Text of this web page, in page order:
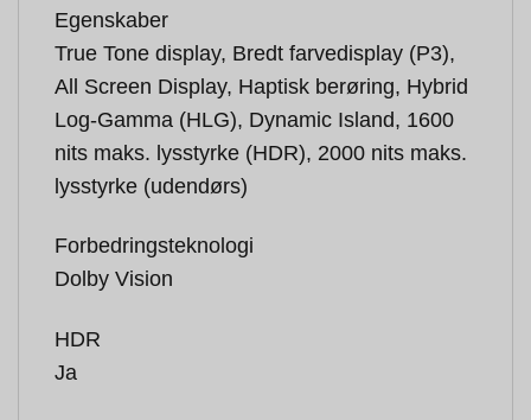
Egenskaber
True Tone display, Bredt farvedisplay (P3),
All Screen Display, Haptisk berøring, Hybrid
Log-Gamma (HLG), Dynamic Island, 1600
nits maks. lysstyrke (HDR), 2000 nits maks.
lysstyrke (udendørs)
Forbedringsteknologi
Dolby Vision
HDR
Ja